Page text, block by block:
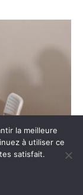
la meilleure
à utiliser ce
satisfait.